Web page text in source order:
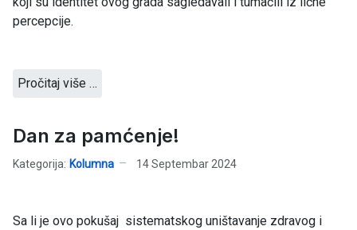
percepcije.
Pročitaj više …
Dan za pamćenje!
Kategorija: Kolumna 14 Septembar 2024
Sa li je ovo pokušaj sistematskog uništavanje zdravog i